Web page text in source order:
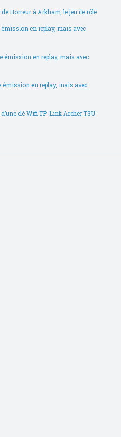
Horreur à Arkham, le jeu de rôle
émission en replay, mais avec
émission en replay, mais avec
émission en replay, mais avec
clé Wifi TP-Link Archer T3U